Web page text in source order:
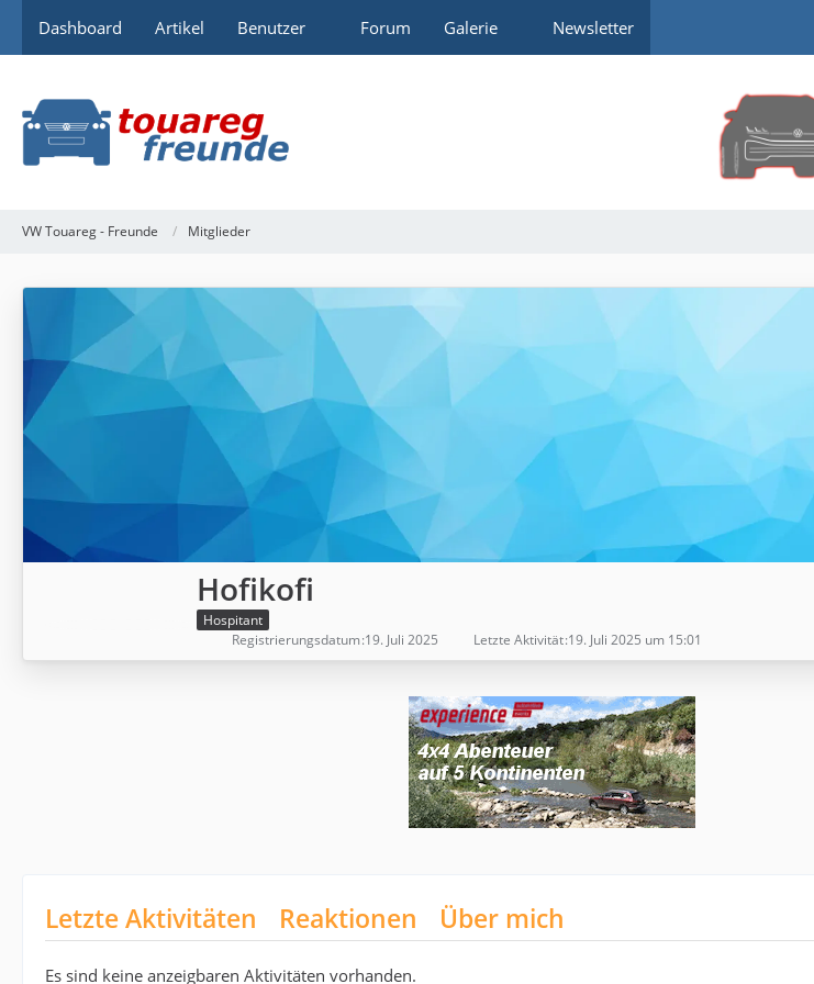
Dashboard Artikel Benutzer Forum Galerie Newsletter
VW Touareg - Freunde Mitglieder
Hofikofi
Hospitant
Registrierungsdatum 19. Juli 2025 Letzte Aktivität 19. Juli 2025 um 15:01
Letzte Aktivitäten Reaktionen Über mich
Es sind keine anzeigbaren Aktivitäten vorhanden.